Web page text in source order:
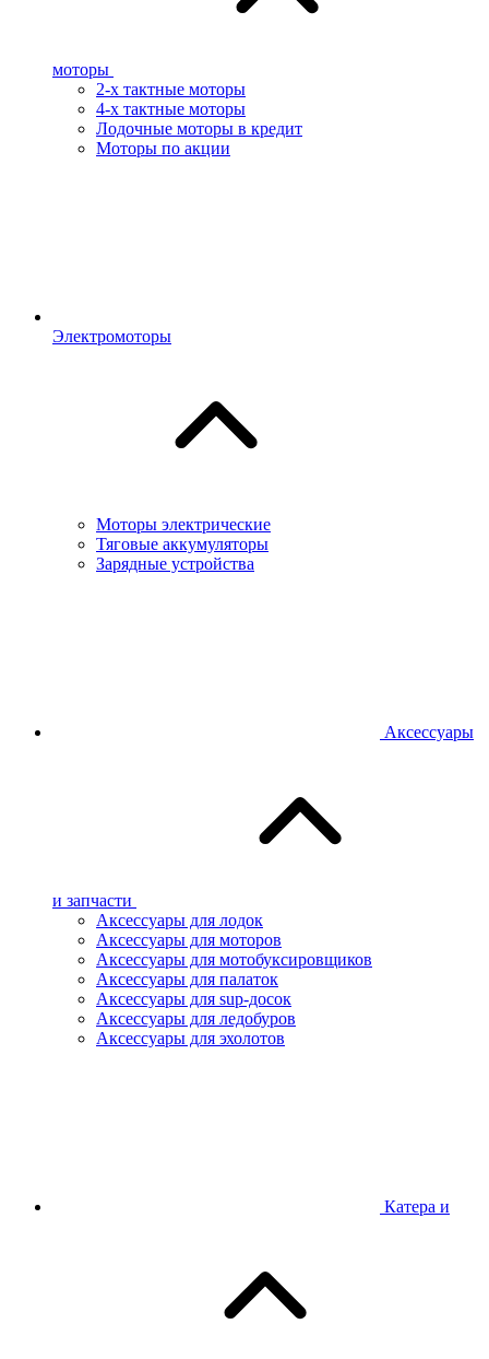
моторы
2-х тактные моторы
4-х тактные моторы
Лодочные моторы в кредит
Моторы по акции
Электромоторы
Моторы электрические
Тяговые аккумуляторы
Зарядные устройства
Аксессуары
и запчасти
Аксессуары для лодок
Аксессуары для моторов
Аксессуары для мотобуксировщиков
Аксессуары для палаток
Аксессуары для sup-досок
Аксессуары для ледобуров
Аксессуары для эхолотов
Катера и